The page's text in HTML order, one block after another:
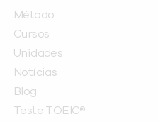
Método
Cursos
Unidades
Notícias
Blog
Teste TOEIC®